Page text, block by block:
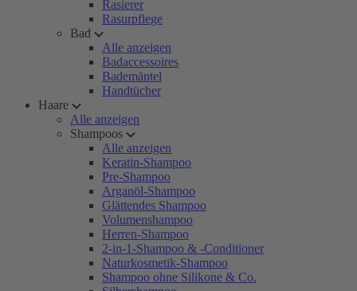
Rasierer
Rasurpflege
Bad
Alle anzeigen
Badaccessoires
Bademäntel
Handtücher
Haare
Alle anzeigen
Shampoos
Alle anzeigen
Keratin-Shampoo
Pre-Shampoo
Arganöl-Shampoo
Glättendes Shampoo
Volumenshampoo
Herren-Shampoo
2-in-1-Shampoo & -Conditioner
Naturkosmetik-Shampoo
Shampoo ohne Silikone & Co.